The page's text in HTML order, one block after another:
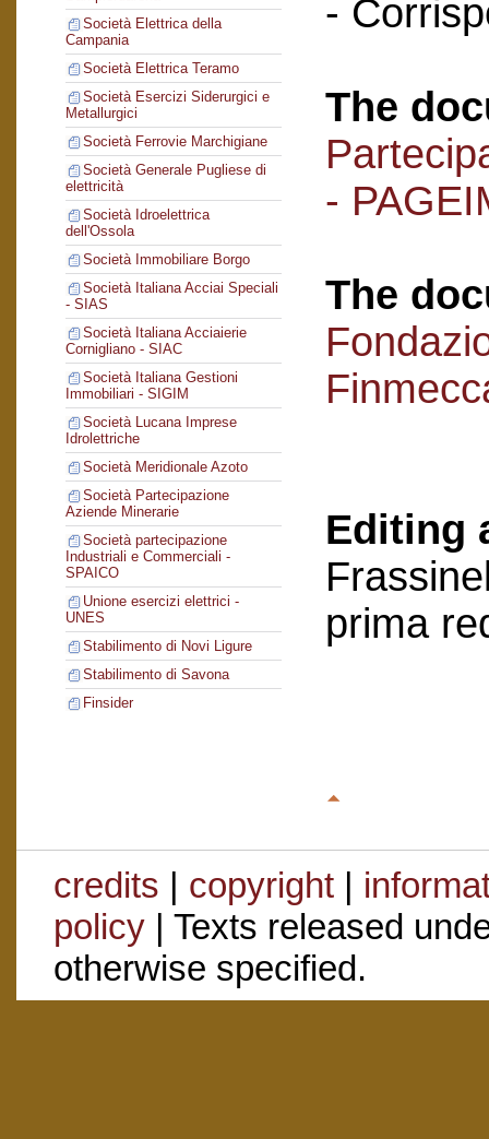
Società Elettrica della
Campania
Società Elettrica Teramo
Società Esercizi Siderurgici e
Metallurgici
Società Ferrovie Marchigiane
Società Generale Pugliese di
elettricità
Società Idroelettrica
dell'Ossola
Società Immobiliare Borgo
Società Italiana Acciai Speciali
- SIAS
Società Italiana Acciaierie
Cornigliano - SIAC
Società Italiana Gestioni
Immobiliari - SIGIM
Società Lucana Imprese
Idrolettriche
Società Meridionale Azoto
Società Partecipazione
Aziende Minerarie
Società partecipazione
Industriali e Commerciali -
SPAICO
Unione esercizi elettrici -
UNES
Stabilimento di Novi Ligure
Stabilimento di Savona
Finsider
-
The
-
The
Editing
prima
credits | copyright|
policy| Texts released
otherwise specified.